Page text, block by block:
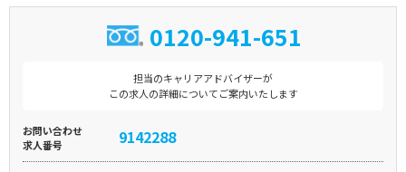
0120-941-651
担当のキャリアアドバイザーが
この求人の詳細についてご案内いたします
お問い合わせ
求人番号
9142288